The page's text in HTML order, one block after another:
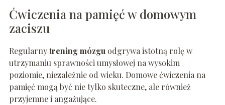
Ćwiczenia na pamięć w domowym
zaciszu
Regularnytrening mózguodgrywa istotną rolę w
utrzymaniu sprawności umysłowej na wysokim
poziomie, niezależnie od wieku. Domowe ćwiczenia na
pamięć mogą być nie tylko skuteczne, ale również
przyjemne i angażujące.